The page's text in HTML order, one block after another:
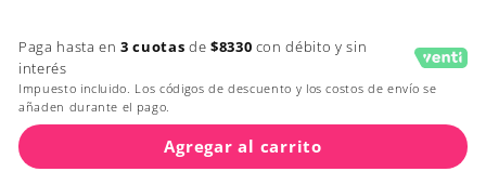
Paga hasta en3 cuotas de $8330 con débito y sin
interés
Impuesto incluido. Los códigos de descuento y los costos de envío se
añaden durante el pago.
Agregar al carrito